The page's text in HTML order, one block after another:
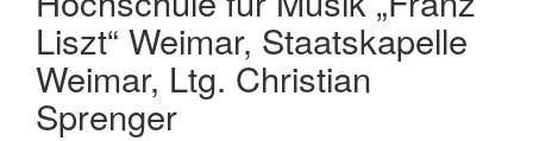
Liszt“ Weimar, Staatskapelle
Weimar, Ltg. Christian
Sprenger